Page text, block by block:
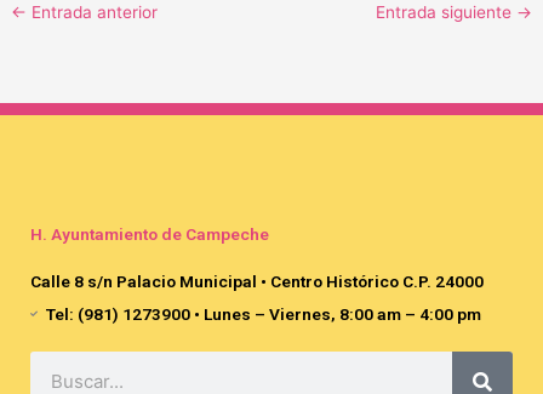
← Entrada anterior Entrada siguiente →
H. Ayuntamiento de Campeche
Calle 8 s/n Palacio Municipal • Centro Histórico C.P. 24000
Tel: (981) 1273900 • Lunes – Viernes, 8:00 am – 4:00 pm